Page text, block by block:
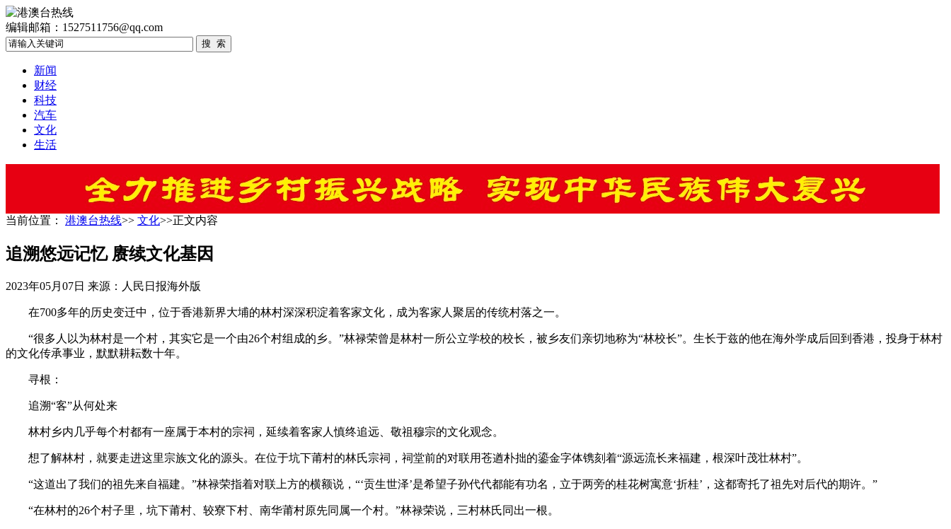
编辑邮箱：1527511756@qq.com
新闻
财经
科技
汽车
文化
生活
当前位置： 港澳台热线>> 文化>>正文内容
追溯悠远记忆 赓续文化基因
2023年05月07日 来源：人民日报海外版
在700多年的历史变迁中，位于香港新界大埔的林村深深积淀着客家文化，成为客家人聚居的传统村落之一。
“很多人以为林村是一个村，其实它是一个由26个村组成的乡。”林禄荣曾是林村一所公立学校的校长，被乡友们亲切地称为“林校长”。生长于兹的他在海外学成后回到香港，投身于林村
的文化传承事业，默默耕耘数十年。
寻根：
追溯“客”从何处来
林村乡内几乎每个村都有一座属于本村的宗祠，延续着客家人慎终追远、敬祖穆宗的文化观念。
想了解林村，就要走进这里宗族文化的源头。在位于坑下莆村的林氏宗祠，祠堂前的对联用苍遒朴拙的鎏金字体镌刻着“源远流长来福建，根深叶茂壮林村”。
“这道出了我们的祖先来自福建。”林禄荣指着对联上方的横额说，“‘贡生世泽’是希望子孙代代都能有功名，立于两旁的桂花树寓意‘折桂’，这都寄托了祖先对后代的期许。”
“在林村的26个村子里，坑下莆村、较寮下村、南华莆村原先同属一个村。”林禄荣说，三村林氏同出一根。